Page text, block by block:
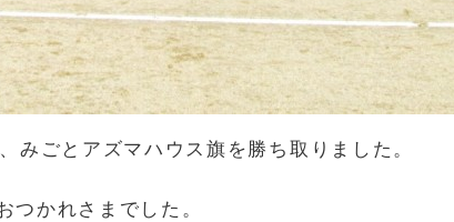
みごとアズマハウス旗を勝ち取りました。
つかれさまでした。